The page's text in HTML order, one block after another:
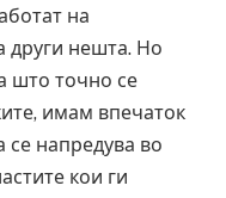
на
други нешта. Но
што точно се
имам впечаток
се напредува во
кои ги